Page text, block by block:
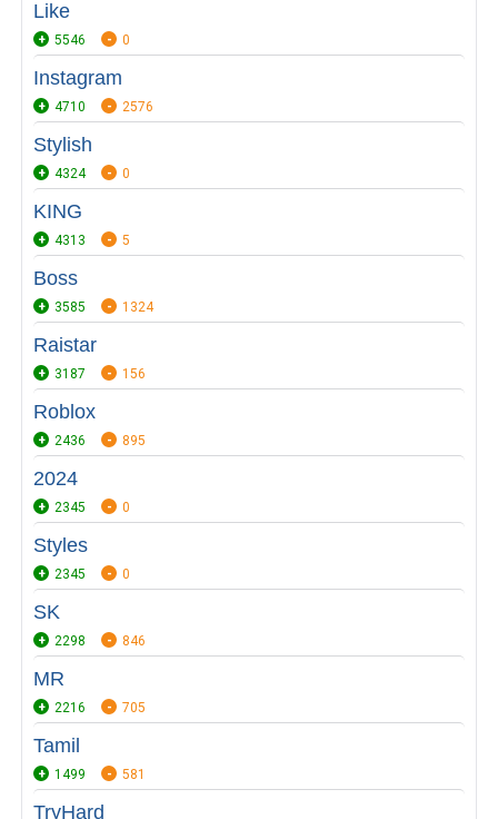
Like
5546 0
Instagram
4710 2576
Stylish
4324 0
KING
4313 5
Boss
3585 1324
Raistar
3187 156
Roblox
2436 895
2024
2345 0
Styles
2345 0
SK
2298 846
MR
2216 705
Tamil
1499 581
TryHard